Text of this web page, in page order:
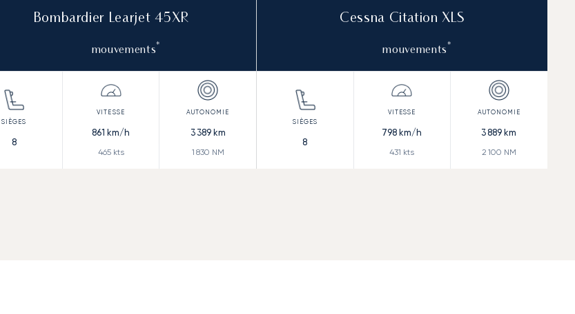
Bombardier Learjet 45XR
mouvements *
8
861 km/h
465kts
3 389km
1 830 NM
Cessna Citation XLS
mouvements *
8
798 km/h
431 kts
3 889 km
2 100 NM